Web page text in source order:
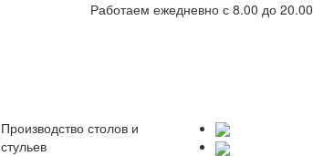
Работаем ежедневно с 8.00 до 20.00
Производство столов и
стульев